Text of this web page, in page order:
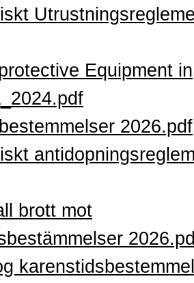
Equipment in
2026.pdf
brott mot